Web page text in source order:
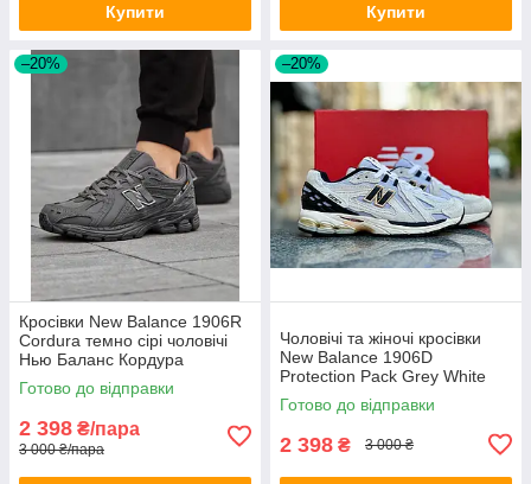
Купити Купити
–20%
Кросівки New Balance 1906R
Cordura темно сірі чоловічі
Нью Баланс Кордура
водостійкі
Готово до відправки
2 398 ₴/пара
3 000 ₴/пара
–20%
Чоловічі та жіночі кросівки
New Balance 1906D
Protection Pack Grey White
взуття Нью Баланс сірі замш
текстиль весна осінь
Готово до відправки
2 398 ₴ 3 000 ₴